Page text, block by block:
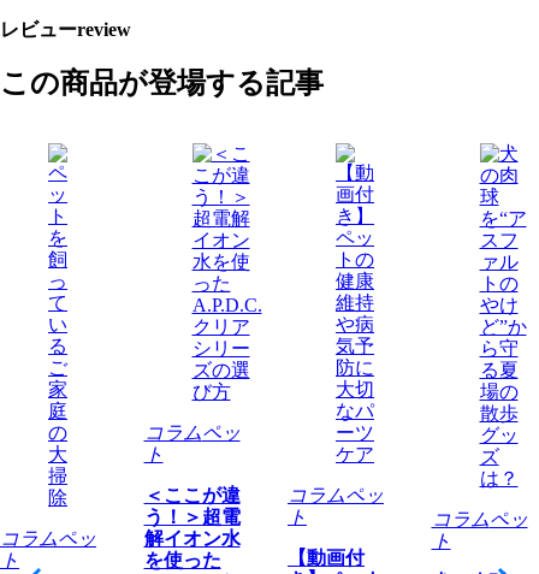
レビューreview
この商品が登場する記事
コラムペッ
ト
コラムペッ
ト
＜ここが違
う！＞超電
解イオン水
を使った
コラムペッ
ト
【動画付
コラムペッ
ト